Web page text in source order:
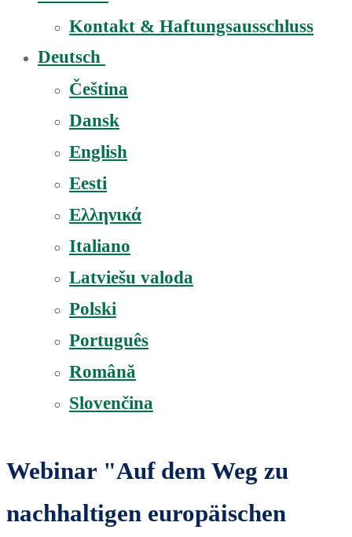
Kontakt & Haftungsausschluss
Deutsch
Čeština
Dansk
English
Eesti
Ελληνικά
Italiano
Latviešu valoda
Polski
Português
Română
Slovenčina
Webinar "Auf dem Weg zu
nachhaltigen europäischen